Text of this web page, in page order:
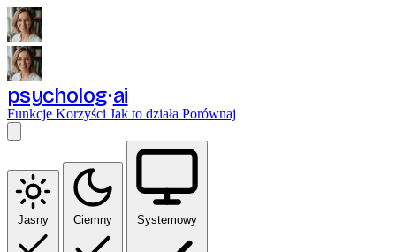
psycholog ai
Funkcje Korzyści Jak to działa Porównaj
Jasny Ciemny Systemowy